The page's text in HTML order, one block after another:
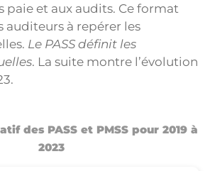
paie et aux audits. Ce format
auditeurs à repérer les
Le PASS définit les
. La suite montre l’évolution
des PASS et PMSS pour 2019 à
2023